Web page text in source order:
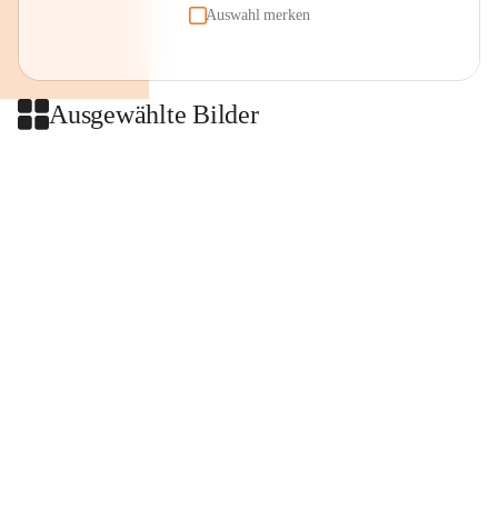
Auswahl merken
Ausgewählte Bilder